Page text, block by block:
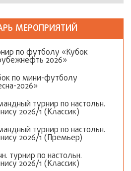
МЕРОПРИЯТИЙ
по футболу «Кубок
2026»
по мини-футболу
2026»
турнир по настольн.
2026/1 (Классик)
турнир по настольн.
2026/1 (Премьер)
турнир по настольн.
2026/1 (Классик)